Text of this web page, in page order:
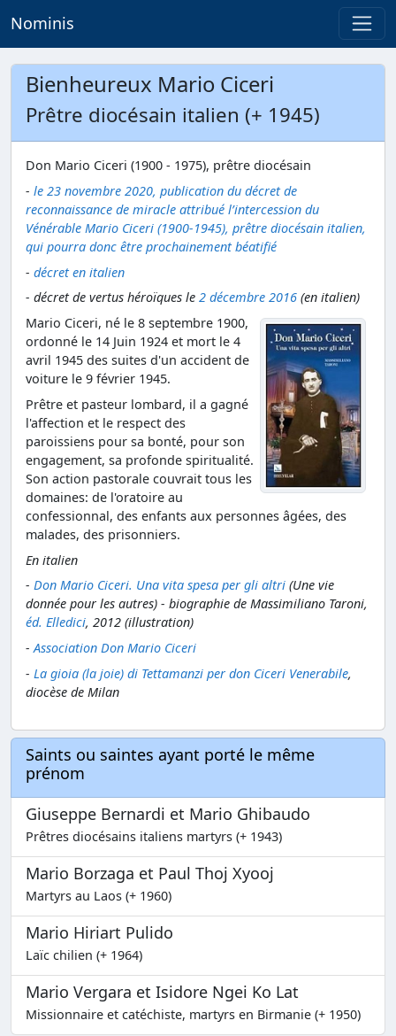
Nominis
Bienheureux Mario Ciceri
Prêtre diocésain italien (+ 1945)
Don Mario Ciceri (1900 - 1975), prêtre diocésain
- le 23 novembre 2020, publication du décret de
reconnaissance de miracle attribué l’intercession du
Vénérable Mario Ciceri (1900-1945), prêtre diocésain italien,
qui pourra donc être prochainement béatifié
- décret en italien
- décret de vertus héroïques le 2 décembre 2016 (en italien)
Mario Ciceri, né le 8 septembre 1900,
ordonné le 14 Juin 1924 et mort le 4
avril 1945 des suites d'un accident de
voiture le 9 février 1945.
Prêtre et pasteur lombard, il a gagné
l'affection et le respect des
paroissiens pour sa bonté, pour son
engagement, sa profonde spiritualité.
Son action pastorale couvrait tous les
domaines: de l'oratoire au
confessionnal, des enfants aux personnes âgées, des
malades, des prisonniers.
En italien
- Don Mario Ciceri. Una vita spesa per gli altri (Une vie
donnée pour les autres) - biographie de Massimiliano Taroni,
éd. Elledici, 2012 (illustration)
-Association Don Mario Ciceri
- La gioia (la joie) di Tettamanzi per don Ciceri Venerabile,
diocèse de Milan
Saints ou saintes ayant porté le même
prénom
Giuseppe Bernardi et Mario Ghibaudo
Prêtres diocésains italiens martyrs (+ 1943)
Mario Borzaga et Paul Thoj Xyooj
Martyrs au Laos (+ 1960)
Mario Hiriart Pulido
Laïc chilien (+ 1964)
Mario Vergara et Isidore Ngei Ko Lat
Missionnaire et catéchiste, martyrs en Birmanie (+ 1950)